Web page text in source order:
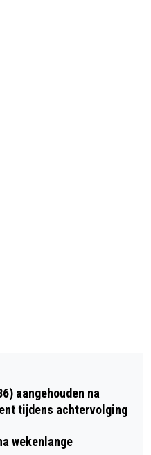
MAN
OVER
VAN EEN
aangehouden na
tijdens achtervolging
wekenlange